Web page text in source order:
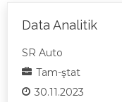
Data Analitik
SR Auto
Tam-ştat
30.11.2023